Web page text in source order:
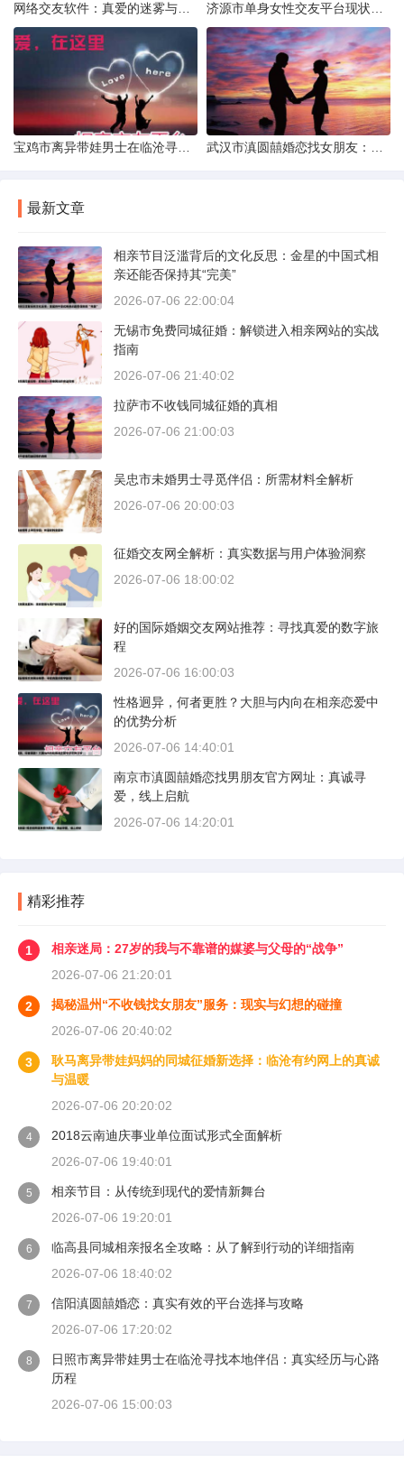
最新文章
相亲节目泛滥背后的文化反思：金星的中国式相
亲还能否保持其“完美”
2026-07-06 22:00:04
无锡市免费同城征婚：解锁进入相亲网站的实战
指南
2026-07-06 21:40:02
拉萨市不收钱同城征婚的真相
2026-07-06 21:00:03
吴忠市未婚男士寻觅伴侣：所需材料全解析
2026-07-06 20:00:03
征婚交友网全解析：真实数据与用户体验洞察
2026-07-06 18:00:02
好的国际婚姻交友网站推荐：寻找真爱的数字旅
程
2026-07-06 16:00:03
性格迥异，何者更胜？大胆与内向在相亲恋爱中
的优势分析
2026-07-06 14:40:01
南京市滇圆囍婚恋找男朋友官方网址：真诚寻
爱，线上启航
2026-07-06 14:20:01
精彩推荐
1
相亲迷局：27岁的我与不靠谱的媒婆与父母的“战争”
2026-07-06 21:20:01
2
揭秘温州“不收钱找女朋友”服务：现实与幻想的碰撞
2026-07-06 20:40:02
3
耿马离异带娃妈妈的同城征婚新选择：临沧有约网上的真诚
与温暖
2026-07-06 20:20:02
4
2018云南迪庆事业单位面试形式全面解析
2026-07-06 19:40:01
5
相亲节目：从传统到现代的爱情新舞台
2026-07-06 19:20:01
6
临高县同城相亲报名全攻略：从了解到行动的详细指南
2026-07-06 18:40:02
7
信阳滇圆囍婚恋：真实有效的平台选择与攻略
2026-07-06 17:20:02
8
日照市离异带娃男士在临沧寻找本地伴侣：真实经历与心路
历程
2026-07-06 15:00:03